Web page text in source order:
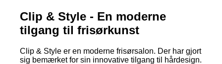
Clip & Style - En moderne
tilgang til frisørkunst
Clip & Style er en moderne frisørsalon. Der har gjort
sig bemærket for sin innovative tilgang til hårdesign.